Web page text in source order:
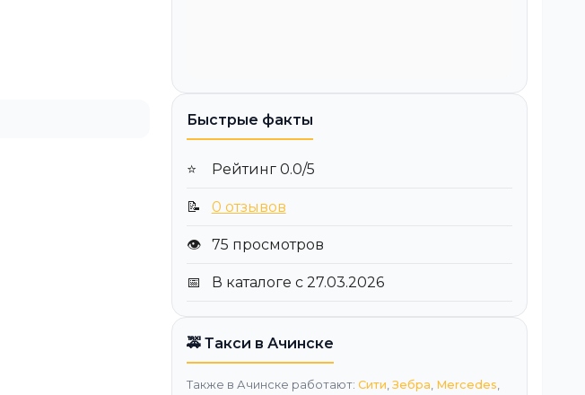
Быстрые факты
⭐ Рейтинг 0.0/5
📝 0 отзывов
👁️ 75 просмотров
📅 В каталоге с 27.03.2026
🚕 Такси в Ачинске
Также в Ачинске работают: Сити, Зебра, Mercedes,